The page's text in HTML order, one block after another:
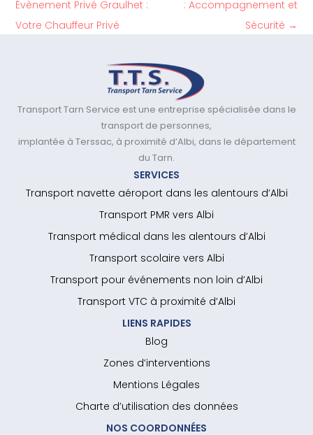
Évènement Privé Graulhet :
Votre Chauffeur Privé
: Accompagnement et
Sécurité →
Transport Tarn Service est une entreprise spécialisée dans le
transport de personnes,
implantée à Terssac, à proximité d’Albi, dans le département
du Tarn.
SERVICES
Transport navette aéroport dans les alentours d’Albi
Transport PMR vers Albi
Transport médical dans les alentours d’Albi
Transport scolaire vers Albi
Transport pour événements non loin d’Albi
Transport VTC à proximité d’Albi
LIENS RAPIDES
Blog
Zones d’interventions
Mentions Légales
Charte d’utilisation des données
NOS COORDONNÉES